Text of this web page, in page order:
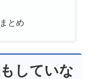
とめ
していな